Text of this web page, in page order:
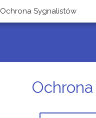
Ochrona Sygnalistów